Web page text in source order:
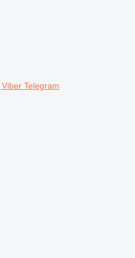
Viber Telegram